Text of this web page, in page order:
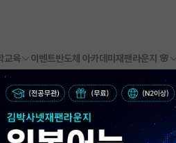
교육 이벤트반도체 아카데미 재팬라운지 🌸
2차 모집(대학 및 대학 산학협력단